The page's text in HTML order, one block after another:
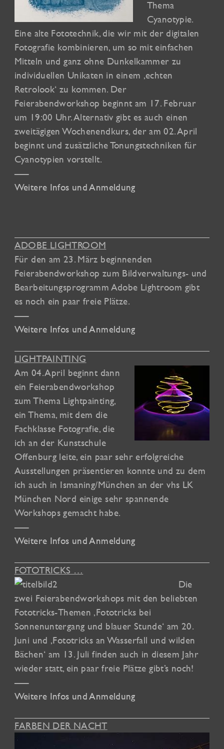
Thema
Cyanotypie.
Eine alte Fototechnik, die wir mit der digitalen
Fotografie kombinieren, um so mit einfachen
Mitteln und ganz ohne Dunkelkammer zu
individuellen Unikaten in einem ‚echten
Retrolook‘ zu kommen. Der
Feierabendworkshop beginnt am 17. Februar
um 19:00 Uhr. Alternativ gibt es auch einen
zweitägigen Wochenendkurs, der am 02. April
beginnt und zusätzliche Tonungstechniken für
Cyanotypien vorstellt.
—–
Weitere Infos und Anmeldung
ADOBE LIGHTROOM
Für den am 23. März beginnenden
Feierabendworkshop zum Bildverwaltungs- und
Bearbeitungsprogramm Adobe Lightroom gibt
es noch ein paar freie Plätze.
—–
Weitere Infos und Anmeldung
LIGHTPAINTING
Am 04. April beginnt dann
ein Feierabendworkshop
zum Thema Lightpainting,
ein Thema, mit dem die
Fachklasse Fotografie, die
ich an der Kunstschule
Offenburg leite, ein paar sehr erfolgreiche
Ausstellungen präsentieren konnte und zu dem
ich auch in Ismaning/München an der vhs LK
München Nord einige sehr spannende
Workshops gemacht habe.
—–
Weitere Infos und Anmeldung
FOTOTRICKS …
Die
zwei Feierabendworkshops mit den beliebten
Fototricks-Themen ‚Fototricks bei
Sonnenuntergang und blauer Stunde‘ am 20.
Juni und ‚Fototricks an Wasserfall und wilden
Bächen‘ am 13. Juli finden auch in diesem Jahr
wieder statt, ein paar freie Plätze gibt’s noch!
—–
Weitere Infos und Anmeldung
FARBEN DER NACHT